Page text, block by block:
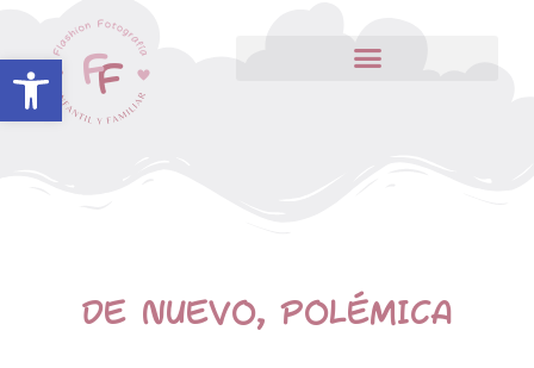
Abrir barra de herramientas
DE NUEVO, POLÉMICA